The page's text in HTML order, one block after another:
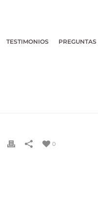
TESTIMONIOS
0